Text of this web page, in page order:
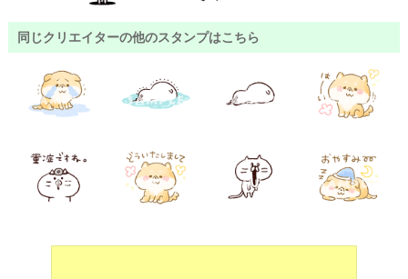
同じクリエイターの他のスタンプはこちら